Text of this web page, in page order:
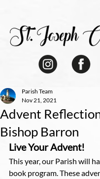
Advent
Bishop Barron
Parish Team
Nov 21, 2021
Live Your Advent!
This year, our Parish will
book program. These